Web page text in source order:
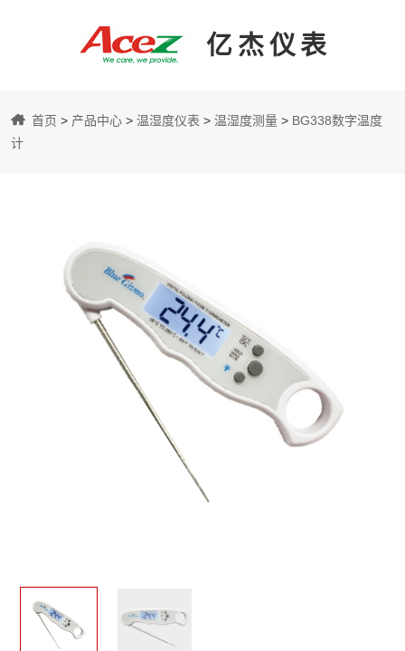
亿杰仪表
首页 > 产品中心 > 温湿度仪表 > 温湿度测量 > BG338数字温度
计